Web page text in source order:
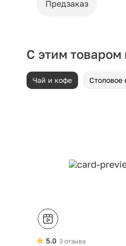
Предзаказ
С этим товаром
Чай и кофе Столовое
3 отзыва
5.0